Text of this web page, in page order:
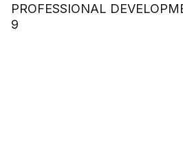
PROFESSIONAL
9